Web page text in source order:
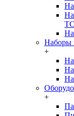
Наборы
+
+